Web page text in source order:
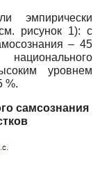
эмпирически
рисунок 1): с
– 45
уровнем
%.
самсознания